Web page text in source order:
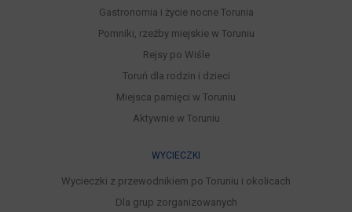
Gastronomia i życie nocne Torunia
Pomniki, rzeźby miejskie w Toruniu
Rejsy po Wiśle
Toruń dla rodzin i dzieci
Miejsca pamięci w Toruniu
Aktywnie w Toruniu
WYCIECZKI
Wycieczki z przewodnikiem po Toruniu i okolicach
Dla grup zorganizowanych